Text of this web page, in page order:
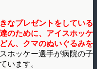
なプレゼントをしている
のために、アイスホッケ
ん、クマのぬいぐるみを
ホッケー選手が病院の子
います。